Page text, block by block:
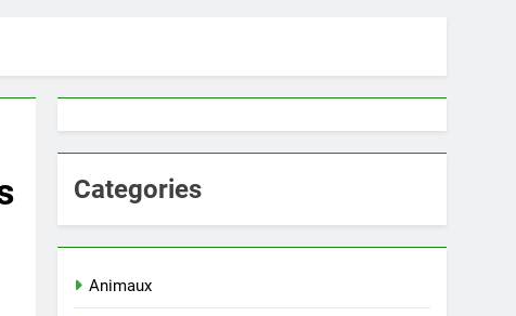
Categories
Animaux